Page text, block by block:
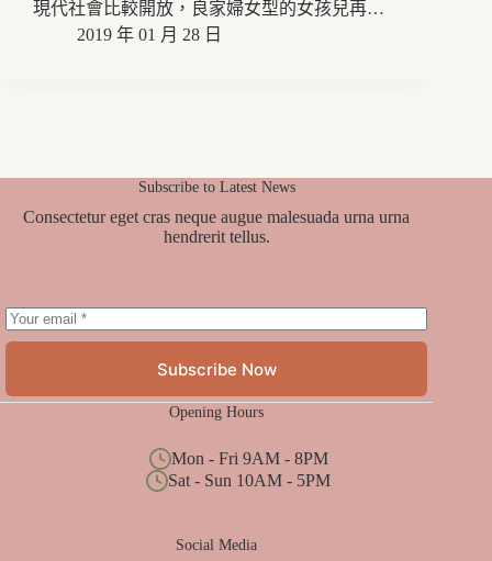
現代社會比較開放，良家婦女型的女孩兒再…
2019 年 01 月 28 日
Subscribe to Latest News
Consectetur eget cras neque augue malesuada urna urna
hendrerit tellus.
Subscribe Now
Opening Hours
Mon - Fri 9AM - 8PM
Sat - Sun 10AM - 5PM
Social Media